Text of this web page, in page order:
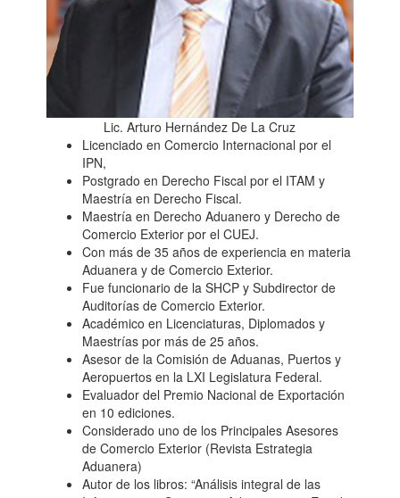
Lic. Arturo Hernández De La Cruz
Licenciado en Comercio Internacional por el
IPN,
Postgrado en Derecho Fiscal por el ITAM y
Maestría en Derecho Fiscal.
Maestría en Derecho Aduanero y Derecho de
Comercio Exterior por el CUEJ.
Con más de 35 años de experiencia en materia
Aduanera y de Comercio Exterior.
Fue funcionario de la SHCP y Subdirector de
Auditorías de Comercio Exterior.
Académico en Licenciaturas, Diplomados y
Maestrías por más de 25 años.
Asesor de la Comisión de Aduanas, Puertos y
Aeropuertos en la LXI Legislatura Federal.
Evaluador del Premio Nacional de Exportación
en 10 ediciones.
Considerado uno de los Principales Asesores
de Comercio Exterior (Revista Estrategia
Aduanera)
Autor de los libros: “Análisis integral de las